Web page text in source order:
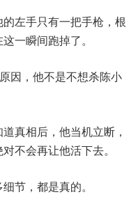
左手只有一把手枪，根
一瞬间跑掉了。
因，他不是不想杀陈小
真相后，他当机立断，
不会再让他活下去。
节，都是真的。